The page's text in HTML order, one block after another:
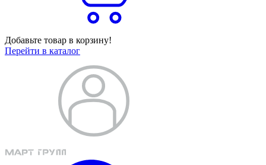
Добавьте товар в корзину!
Перейти в каталог